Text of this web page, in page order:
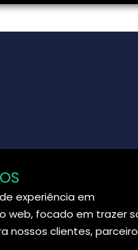
experiência em
web, focado em trazer
nossos clientes,